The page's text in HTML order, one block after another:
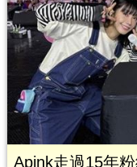
Apink走過15年